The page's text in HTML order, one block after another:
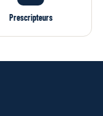
Prescripteurs